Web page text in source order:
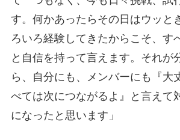
す。何かあったらその日はウッと
ろいろ経験してきたからこそ、す
と自信を持って言えます。それが
ら、自分にも、メンバーにも『大
べては次につながるよ』と言えて
になったと思います」